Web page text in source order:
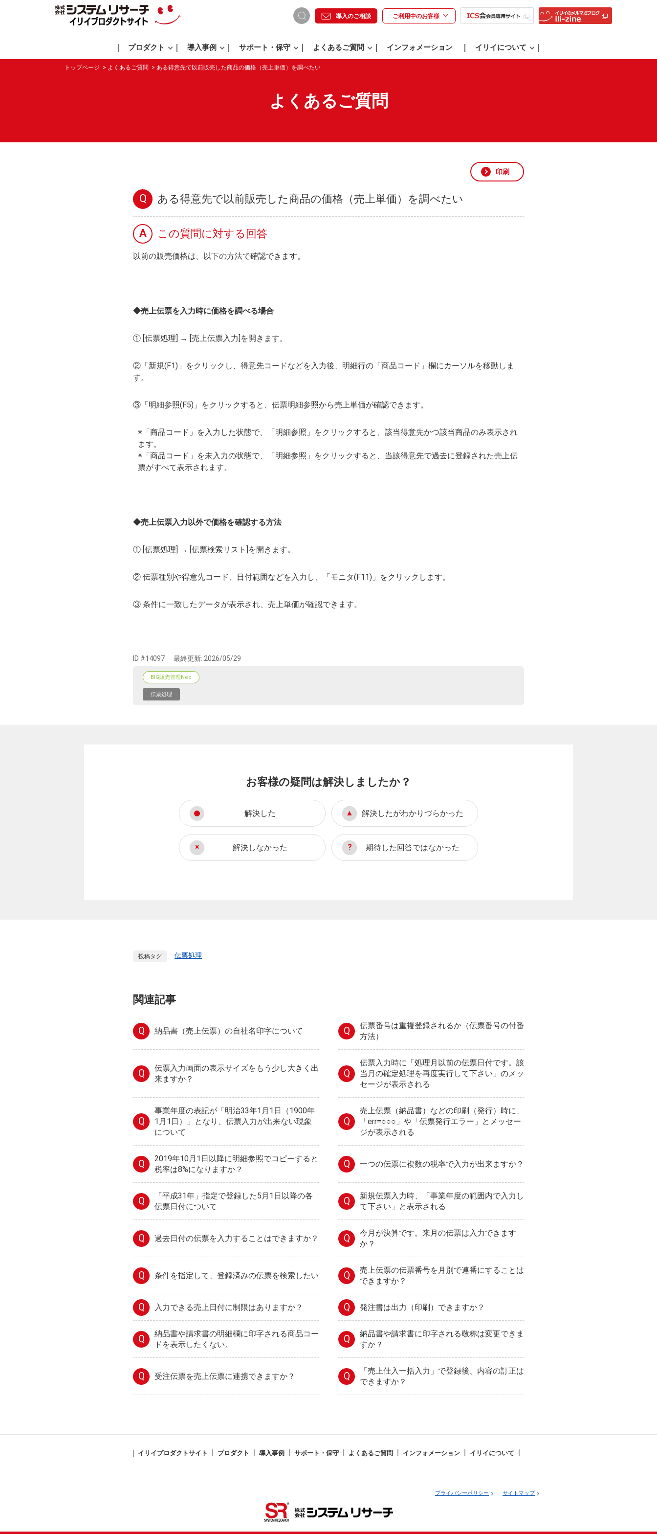
導入のご相談 ご利用中のお客様
プロダクト 導入事例 サポート・保守 よくあるご質問 インフォメーション イリイについて
トップページ よくあるご質問 ある得意先で以前販売した商品の価格（売上単価）を調べたい
よくあるご質問
印刷
Q ある得意先で以前販売した商品の価格（売上単価）を調べたい
A この質問に対する回答
以前の販売価格は、以下の方法で確認できます。
◆売上伝票を入力時に価格を調べる場合
① [伝票処理] → [売上伝票入力]を開きます。
②「新規(F1)」をクリックし、得意先コードなどを入力後、明細行の「商品コード」欄にカーソルを移動しま
す。
③「明細参照(F5)」をクリックすると、伝票明細参照から売上単価が確認できます。
※「商品コード」を入力した状態で、「明細参照」をクリックすると、該当得意先かつ該当商品のみ表示され
ます。
※「商品コード」を未入力の状態で、「明細参照」をクリックすると、当該得意先で過去に登録された売上伝
票がすべて表示されます。
◆売上伝票入力以外で価格を確認する方法
① [伝票処理] → [伝票検索リスト]を開きます。
② 伝票種別や得意先コード、日付範囲などを入力し、「モニタ(F11)」をクリックします。
③ 条件に一致したデータが表示され、売上単価が確認できます。
ID #14097 最終更新: 2026/05/29
BIG販売管理Neo
伝票処理
お客様の疑問は解決しましたか？
解決した 解決したがわかりづらかった
解決しなかった 期待した回答ではなかった
投稿タグ 伝票処理
関連記事
Q 納品書（売上伝票）の自社名印字について Q
伝票番号は重複登録されるか（伝票番号の付番
方法）
Q
伝票入力画面の表示サイズをもう少し大きく出
来ますか？
Q
伝票入力時に「処理月以前の伝票日付です。該
当月の確定処理を再度実行して下さい」のメッ
セージが表示される
Q
事業年度の表記が「明治33年1月1日（1900年
1月1日）」となり、伝票入力が出来ない現象
について
Q
売上伝票（納品書）などの印刷（発行）時に、
「err=○○○」や「伝票発行エラー」とメッセー
ジが表示される
Q
2019年10月1日以降に明細参照でコピーすると
税率は8%になりますか？
Q 一つの伝票に複数の税率で入力が出来ますか？
Q
「平成31年」指定で登録した5月1日以降の各
伝票日付について
Q
新規伝票入力時、「事業年度の範囲内で入力し
て下さい」と表示される
Q 過去日付の伝票を入力することはできますか？ Q
今月が決算です。来月の伝票は入力できます
か？
Q 条件を指定して、登録済みの伝票を検索したい Q
売上伝票の伝票番号を月別で連番にすることは
できますか？
Q 入力できる売上日付に制限はありますか？ Q 発注書は出力（印刷）できますか？
Q
納品書や請求書の明細欄に印字される商品コー
ドを表示したくない。
Q
納品書や請求書に印字される敬称は変更できま
すか？
Q 受注伝票を売上伝票に連携できますか？ Q
「売上仕入一括入力」で登録後、内容の訂正は
できますか？
イリイプロダクトサイト プロダクト 導入事例 サポート・保守 よくあるご質問 インフォメーション イリイについて
プライバシーポリシー サイトマップ